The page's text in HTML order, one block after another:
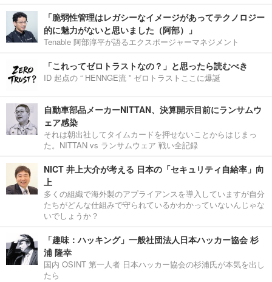
「脆弱性管理はレガシーなイメージがあってテクノロジー
的に魅力がないと思いました（阿部）」
Tenable 阿部淳平が語るエクスポージャーマネジメント
「これってゼロトラストなの？」と思ったら読むべき
ID 起点の “ HENNGE流 ” ゼロトラストここに爆誕
自動車部品メーカーNITTAN、決算開示目前にランサムウ
ェア感染
それは朝出社してタイムカードを押せないことからはじまっ
た。NITTAN vs ランサムウェア 戦い全記録
NICT 井上大介が考える 日本の「セキュリティ自給率」向
上
多くの組織で海外製のアプライアンスを導入していますが自分
たちがどんな仕組みで守られているかわかっていないんじゃな
いでしょうか？
「趣味：ハッキング」一般社団法人日本ハッカー協会 杉
浦 隆幸
国内 OSINT 第一人者 日本ハッカー協会の杉浦氏が本気を出し
たら